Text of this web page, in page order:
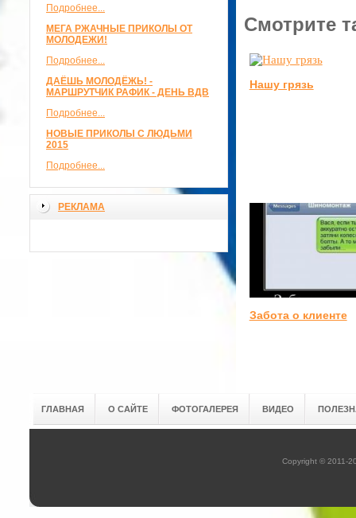
Подробнее...
МЕГА РЖАЧНЫЕ ПРИКОЛЫ ОТ
МОЛОДЕЖИ!
Подробнее...
ДАЁШЬ МОЛОДЁЖЬ! -
МАРШРУТЧИК РАФИК - ДЕНЬ ВДВ
Подробнее...
НОВЫЕ ПРИКОЛЫ С ЛЮДЬМИ
2015
Подробнее...
РЕКЛАМА
Смотрите
Нашу грязь
Забота о клиенте
ГЛАВНАЯ О САЙТЕ ФОТОГАЛЕРЕЯ ВИДЕО
Copyright © 2011-